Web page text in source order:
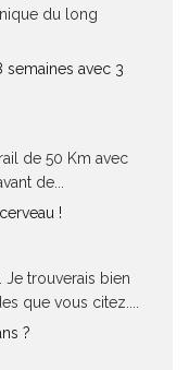
du long
semaines avec 3
de 50 Km avec
de...
!
Je trouverais bien
que vous citez....
?